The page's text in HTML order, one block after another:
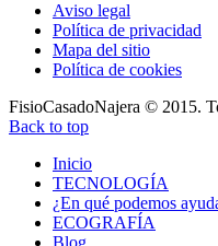
Aviso legal
Política de privacidad
Mapa del sitio
Política de cookies
FisioCasadoNajera © 2015.
Back to top
Inicio
TECNOLOGÍA
¿En qué podemos
ECOGRAFÍA